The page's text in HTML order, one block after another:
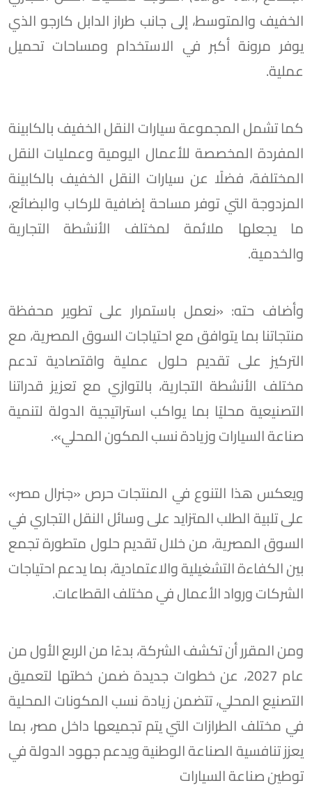
الخفيف والمتوسط، إلى جانب طراز الدابل كارجو الذي
يوفر مرونة أكبر في الاستخدام ومساحات تحميل
عملية.
كما تشمل المجموعة سيارات النقل الخفيف بالكابينة
المفردة المخصصة للأعمال اليومية وعمليات النقل
المختلفة، فضلًا عن سيارات النقل الخفيف بالكابينة
المزدوجة التي توفر مساحة إضافية للركاب والبضائع،
ما يجعلها ملائمة لمختلف الأنشطة التجارية
والخدمية.
وأضاف حته: «نعمل باستمرار على تطوير محفظة
منتجاتنا بما يتوافق مع احتياجات السوق المصرية، مع
التركيز على تقديم حلول عملية واقتصادية تدعم
مختلف الأنشطة التجارية، بالتوازي مع تعزيز قدراتنا
التصنيعية محليًا بما يواكب استراتيجية الدولة لتنمية
صناعة السيارات وزيادة نسب المكون المحلي».
ويعكس هذا التنوع في المنتجات حرص «جنرال مصر»
على تلبية الطلب المتزايد على وسائل النقل التجاري في
السوق المصرية، من خلال تقديم حلول متطورة تجمع
بين الكفاءة التشغيلية والاعتمادية، بما يدعم احتياجات
الشركات ورواد الأعمال في مختلف القطاعات.
ومن المقرر أن تكشف الشركة، بدءًا من الربع الأول من
عام 2027، عن خطوات جديدة ضمن خطتها لتعميق
التصنيع المحلي، تتضمن زيادة نسب المكونات المحلية
في مختلف الطرازات التي يتم تجميعها داخل مصر، بما
يعزز تنافسية الصناعة الوطنية ويدعم جهود الدولة في
توطين صناعة السيارات